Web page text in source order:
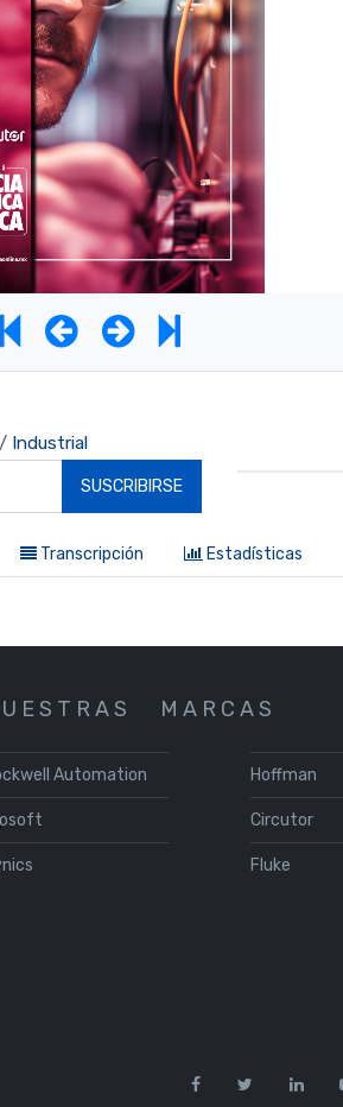
/ Industrial
SUSCRIBIRSE
Transcripción Estadísticas
E S T R A S M A R C A S
Automation Hoffman
Circutor
Fluke